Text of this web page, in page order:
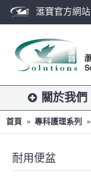
滙寶官方網站
關於我們
首頁 專科護理系列
耐用便盆